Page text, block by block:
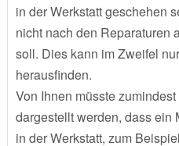
in der Werkstatt geschehen
nicht nach den Reparaturen
soll. Dies kann im Zweifel
herausfinden.
Von Ihnen müsste
dargestellt werden, dass
in der Werkstatt, zum